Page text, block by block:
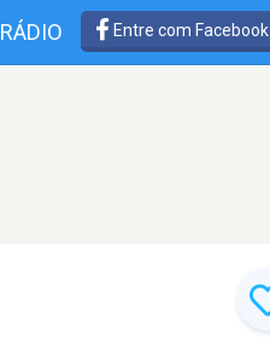
RÁDIO Entre com Facebook